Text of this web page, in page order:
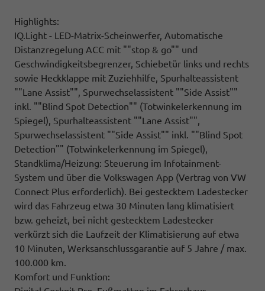
Highlights:
IQ.Light - LED-Matrix-Scheinwerfer, Automatische
Distanzregelung ACC mit ""stop & go"" und
Geschwindigkeitsbegrenzer, Schiebetür links und rechts
sowie Heckklappe mit Zuziehhilfe, Spurhalteassistent
""Lane Assist"", Spurwechselassistent ""Side Assist""
inkl. ""Blind Spot Detection"" (Totwinkelerkennung im
Spiegel), Spurhalteassistent ""Lane Assist"",
Spurwechselassistent ""Side Assist"" inkl. ""Blind Spot
Detection"" (Totwinkelerkennung im Spiegel),
Standklima/Heizung: Steuerung im Infotainment-
System und über die Volkswagen App (Vertrag von VW
Connect Plus erforderlich). Bei gestecktem Ladestecker
wird das Fahrzeug etwa 30 Minuten lang klimatisiert
bzw. geheizt, bei nicht gestecktem Ladestecker
verkürzt sich die Laufzeit der Klimatisierung auf etwa
10 Minuten, Werksanschlussgarantie auf 5 Jahre / max.
100.000 km.
Komfort und Funktion: